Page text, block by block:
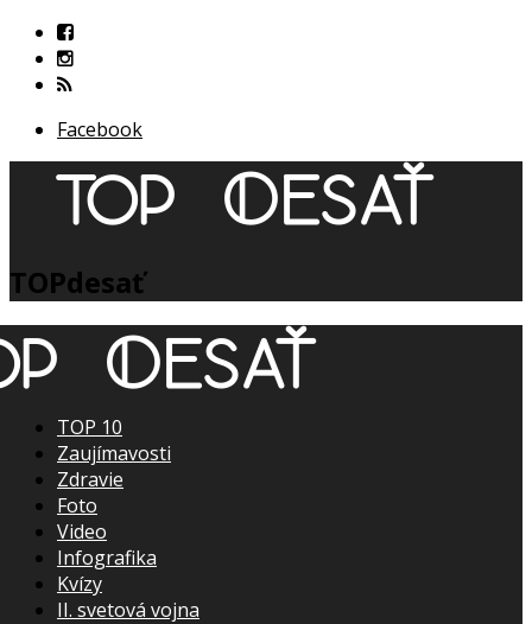
Facebook
TOPdesať
TOP 10
Zaujímavosti
Zdravie
Foto
Video
Infografika
Kvízy
II. svetová vojna